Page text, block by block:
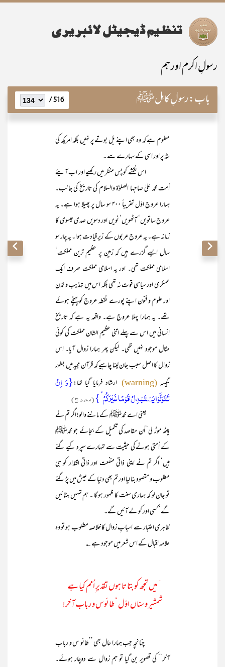
رسولِ اکرم اور ہم
باب:رسولِ کامِلﷺ 516 /
معلوم ہے کہ وہ بھی اپنے بل بوتے پر نہیں بلکہ امریکہ کی
شہ پر اور اسی کے سہارے سے ۔
اس نقشے کو پس منظر میں رکھیے اور اب آیئے
اُمت محمد علیٰ صاحبہا الصلوٰۃ والسلام کی تاریخ کی جانب۔
ہمارا عروجِ اوّل تقریباً ۴۰۰ سو سال پر پھیلا ہوا ہے۔ یہ
عروج ساتویں‘ آٹھویں‘ نویں اور دسویں صدی عیسوی کا
زمانہ ہے۔ یہ عروج عربوں کے زیر قیادت ہوا۔ یہ چار سو
سال ایسے گزرے ہیں کہ زمین پر عظیم ترین مملکت‘
اسلامی مملکت تھی۔ اور یہ اسلامی مملکت صرف ایک
عسکری اور سیاسی قوت نہ تھی بلکہ اس میں تہذیب و تمدن
اور علوم و فنون اپنے پورے نقطہ عروج کو پہنچے ہوئے
تھے۔ یہ ہمارا پہلا عروج ہے۔ واقعہ یہ ہے کہ تاریخ
انسانی میں اس سے پہلے اتنی عظیم الشان مملکت کی کوئی
مثال موجود نہیں تھی۔ لیکن پھر ہمارا زوال آیا۔ اس
زوال کا اصل سبب جان لینا چاہیے کہ قرآن مجید میں بطور
تنبیہہ (warning) ارشاد فرمایا گیا تھا:{وَ اِنۡ
تَتَوَلَّوۡا یَسۡتَبۡدِلۡ قَوۡمًا غَیۡرَکُمۡ ۙ }(محمد:۳۸)
یعنی اے محمدﷺ کے ماننے والو! اگر تم نے
پیٹھ موڑ لی‘ اُن مقاصد کی تکمیل کے بجائے جو محمدﷺ
کے اُمتی ہونے کی حیثیت سے تمہارے سپرد کیے گئے
ہیں‘ اگر تم نے اپنی ذاتی منفعت اور ذاتی اقتدار کو ہی
مطلوب و مقصود بنا لیا اور تم بھی دنیا کے عیش میں پڑ گئے
تو جان لو کہ ہماری سنت کا ظہور ہو گا ۔ ہم تمہیں ہٹائیں
گے‘ کسی اور کو لے آئیں گے۔
ظاہری اعتبار سے اسبابِ زوال کا خلاصہ مطلوب ہو تو وہ
علامہ اقبال کے اس شعر میں موجود ہے ؎
َ میں تجھ کو بتاتا ہوں تقدیر ِاُمم کیا ہے
شمشیر و سناں اوّل ‘ طائوس و رباب آخر!
چنانچہ جب ہمارا حال بھی ’’طائو س و رباب
آخر‘‘ کی تصویر بن گیا تو ہم زوال سے دوچار ہوئے۔